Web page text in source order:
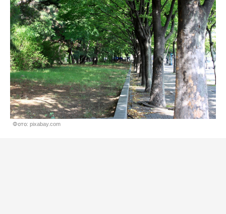
Фото: pixabay.com